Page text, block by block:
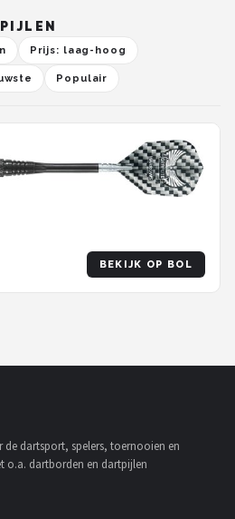
Prijs: laag-hoog
Populair
BEKIJK OP BOL
dartsport, spelers, toernooien en
o.a. dartborden en dartpijlen